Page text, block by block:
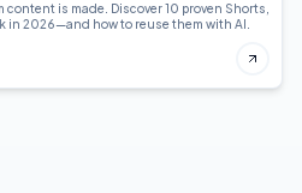
is made. Discover 10 proven Shorts,
in 2026—and how to reuse them with AI.